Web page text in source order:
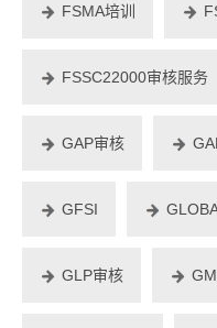
FSMA培训
FSSC22000审核服务
GAP审核
GFSI
GLP审核